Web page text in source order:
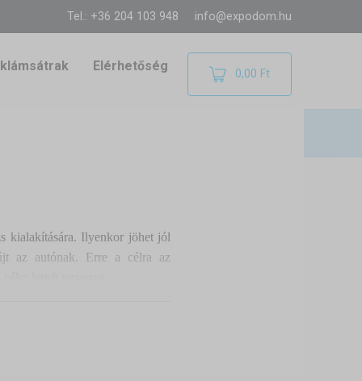
Tel.: +36 204 103 948 info@expodom.hu
Elérhetőség 0,00 Ft
kialakítására. Ilyenkor jöhet jól
az autónak. Erre a célra az